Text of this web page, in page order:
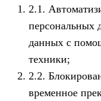
2.1.
персональных
данных с
техники;
2.2.
временное